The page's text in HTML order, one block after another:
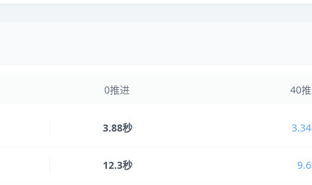
0推进 40
3.88秒
12.3秒